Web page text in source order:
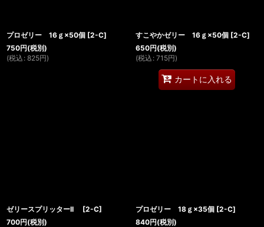
プロゼリー 16ｇ×50個 [2-C]
750円(税別)
(税込 : 825円)
すこやかゼリー 16ｇ×50個 [2-C]
650円(税別)
(税込 : 715円)
カートに入れる
ゼリースプリッターII [2-C]
700円(税別)
プロゼリー 18ｇ×35個 [2-C]
840円(税別)